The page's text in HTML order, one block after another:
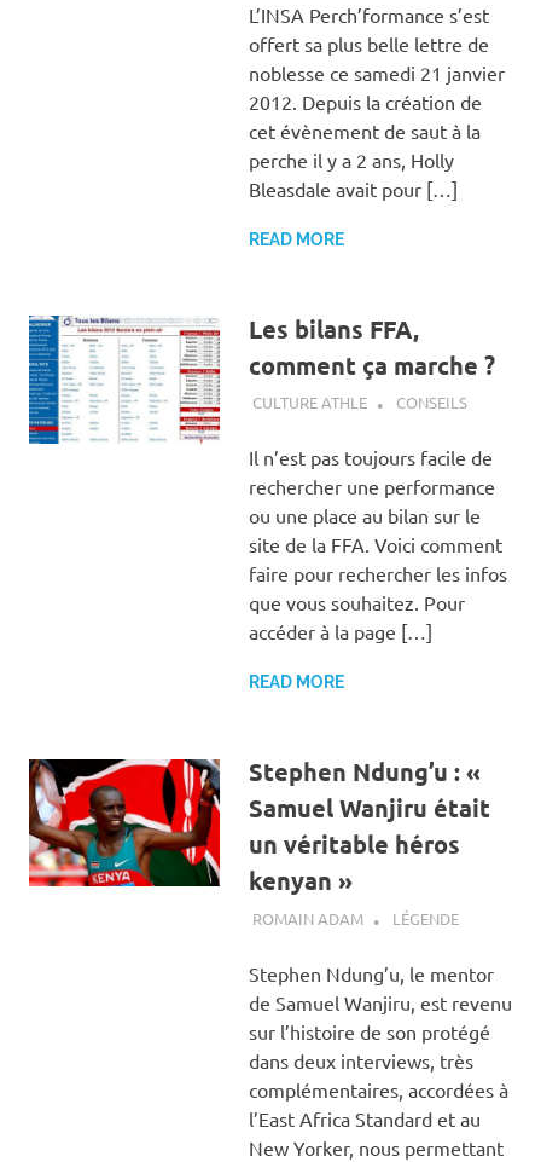
L’INSA Perch’formance s’est
offert sa plus belle lettre de
noblesse ce samedi 21 janvier
2012. Depuis la création de
cet évènement de saut à la
perche il y a 2 ans, Holly
Bleasdale avait pour […]
READ MORE
Les bilans FFA,
comment ça marche ?
4 FÉVRIER 2012
CULTURE ATHLE CONSEILS
Il n’est pas toujours facile de
rechercher une performance
ou une place au bilan sur le
site de la FFA. Voici comment
faire pour rechercher les infos
que vous souhaitez. Pour
accéder à la page […]
READ MORE
Stephen Ndung’u : «
Samuel Wanjiru était
un véritable héros
kenyan »
4 FÉVRIER 2012
ROMAIN ADAM LÉGENDE
Stephen Ndung’u, le mentor
de Samuel Wanjiru, est revenu
sur l’histoire de son protégé
dans deux interviews, très
complémentaires, accordées à
l’East Africa Standard et au
New Yorker, nous permettant